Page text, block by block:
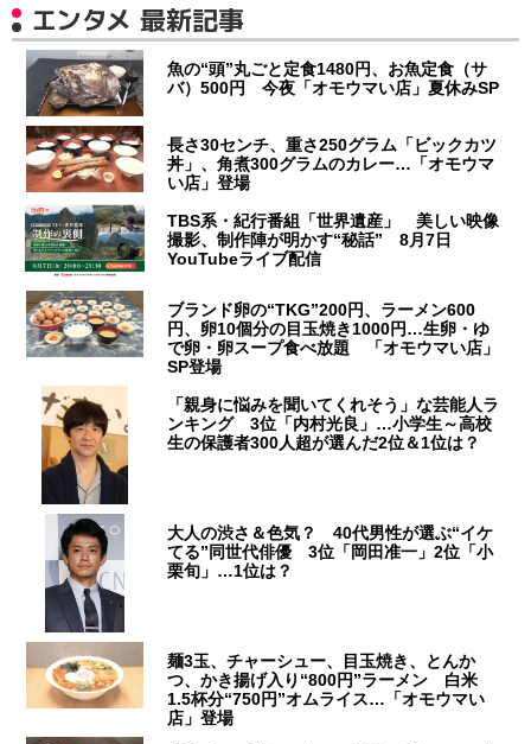
エンタメ 最新記事
魚の“頭”丸ごと定食1480円、お魚定食（サ
バ）500円 今夜「オモウマい店」夏休みSP
長さ30センチ、重さ250グラム「ビックカツ
丼」、角煮300グラムのカレー…「オモウマ
い店」登場
TBS系・紀行番組「世界遺産」 美しい映像
撮影、制作陣が明かす“秘話” 8月7日
YouTubeライブ配信
ブランド卵の“TKG”200円、ラーメン600
円、卵10個分の目玉焼き1000円…生卵・ゆ
で卵・卵スープ食べ放題 「オモウマい店」
SP登場
「親身に悩みを聞いてくれそう」な芸能人ラ
ンキング 3位「内村光良」…小学生～高校
生の保護者300人超が選んだ2位＆1位は？
大人の渋さ＆色気？ 40代男性が選ぶ“イケ
てる”同世代俳優 3位「岡田准一」2位「小
栗旬」…1位は？
麺3玉、チャーシュー、目玉焼き、とんか
つ、かき揚げ入り“800円”ラーメン 白米
1.5杯分“750円”オムライス…「オモウマい
店」登場